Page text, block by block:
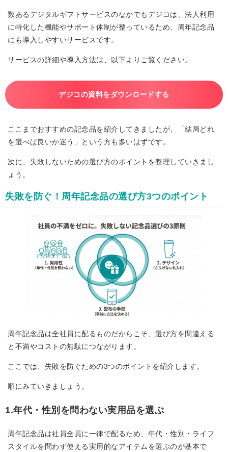
数あるデジタルギフトサービスのなかでもデジコは、法人利用
に特化した機能やサポート体制が整っているため、周年記念品
にも導入しやすいサービスです。
サービスの詳細や導入方法は、以下よりご覧ください。
デジコの資料をダウンロードする
ここまでおすすめの記念品を紹介してきましたが、「結局どれ
を選べば良いか迷う」という方も多いはずです。
次に、失敗しないための選び方のポイントを整理していきまし
ょう。
失敗を防ぐ！周年記念品の選び方3つのポイント
周年記念品は全社員に配るものだからこそ、選び方を間違える
と不満やコストの無駄につながります。
ここでは、失敗を防ぐための3つのポイントを紹介します。
順にみていきましょう。
1.年代・性別を問わない実用品を選ぶ
周年記念品は社員全員に一律で配るため、年代・性別・ライフ
スタイルを問わず使える実用的なアイテムを選ぶのが基本で